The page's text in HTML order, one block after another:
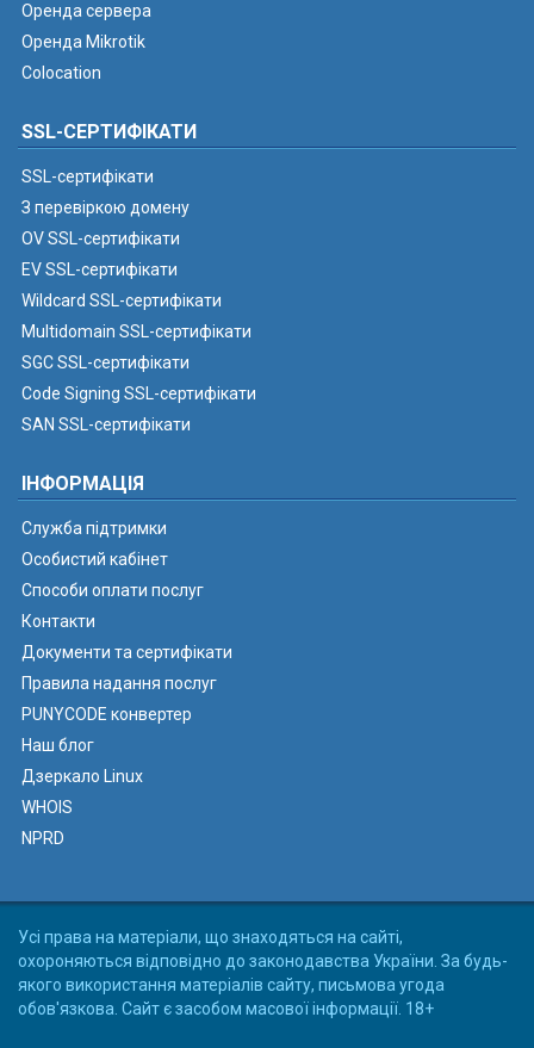
Оренда сервера
Оренда Mikrotik
Colocation
SSL-СЕРТИФІКАТИ
SSL-сертифікати
З перевіркою домену
OV SSL-сертифікати
EV SSL-сертифікати
Wildcard SSL-сертифікати
Multidomain SSL-сертифікати
SGC SSL-сертифікати
Code Signing SSL-сертифікати
SAN SSL-сертифікати
ІНФОРМАЦІЯ
Служба підтримки
Особистий кабінет
Способи оплати послуг
Контакти
Документи та сертифікати
Правила надання послуг
PUNYCODE конвертер
Наш блог
Дзеркало Linux
WHOIS
NPRD
Усі права на матеріали, що знаходяться на сайті,
охороняються відповідно до законодавства України. За будь-
якого використання матеріалів сайту, письмова угода
обов'язкова. Сайт є засобом масової інформації. 18+